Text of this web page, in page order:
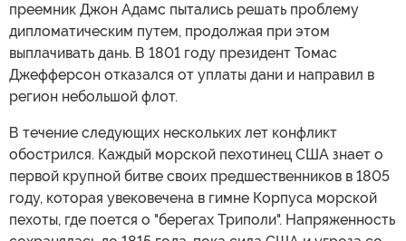
преемник Джон Адамс пытались решать проблему
дипломатическим путем, продолжая при этом
выплачивать дань. В 1801 году президент Томас
Джефферсон отказался от уплаты дани и направил в
регион небольшой флот.
В течение следующих нескольких лет конфликт
обострился. Каждый морской пехотинец США знает о
первой крупной битве своих предшественников в 1805
году, которая увековечена в гимне Корпуса морской
пехоты, где поется о "берегах Триполи". Напряженность